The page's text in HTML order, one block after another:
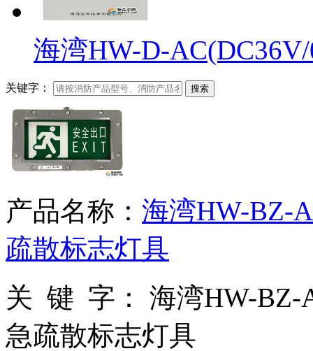
海湾HW-D-AC(DC36V/
关键字： 搜索
产品名称： 海湾HW-BZ-
疏散标志灯具
关 键 字：
海湾HW-BZ-
急疏散标志灯具